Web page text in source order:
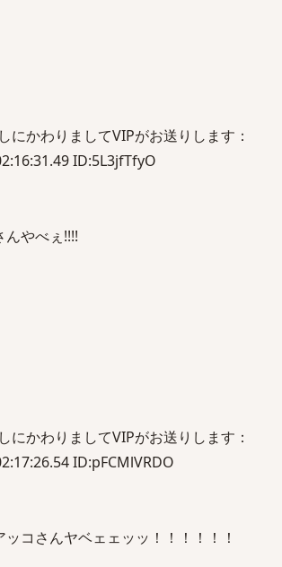
にかわりましてVIPがお送りします：
ID:5L3jfTfyO
んやべぇ!!!!
にかわりましてVIPがお送りします：
ID:pFCMlVRDO
コさんヤベェェッッ！！！！！！